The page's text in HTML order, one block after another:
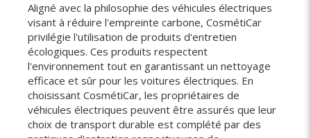
Aligné avec la philosophie des véhicules électriques
visant à réduire l'empreinte carbone, CosmétiCar
privilégie l'utilisation de produits d'entretien
écologiques. Ces produits respectent
l'environnement tout en garantissant un nettoyage
efficace et sûr pour les voitures électriques. En
choisissant CosmétiCar, les propriétaires de
véhicules électriques peuvent être assurés que leur
choix de transport durable est complété par des